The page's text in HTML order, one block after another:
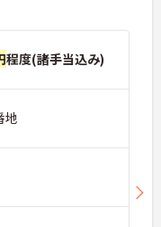
程度(諸手当込み)
地